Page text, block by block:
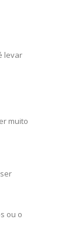
levar
muito
ou o